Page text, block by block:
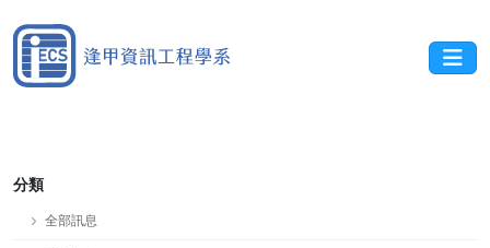
分類
全部訊息